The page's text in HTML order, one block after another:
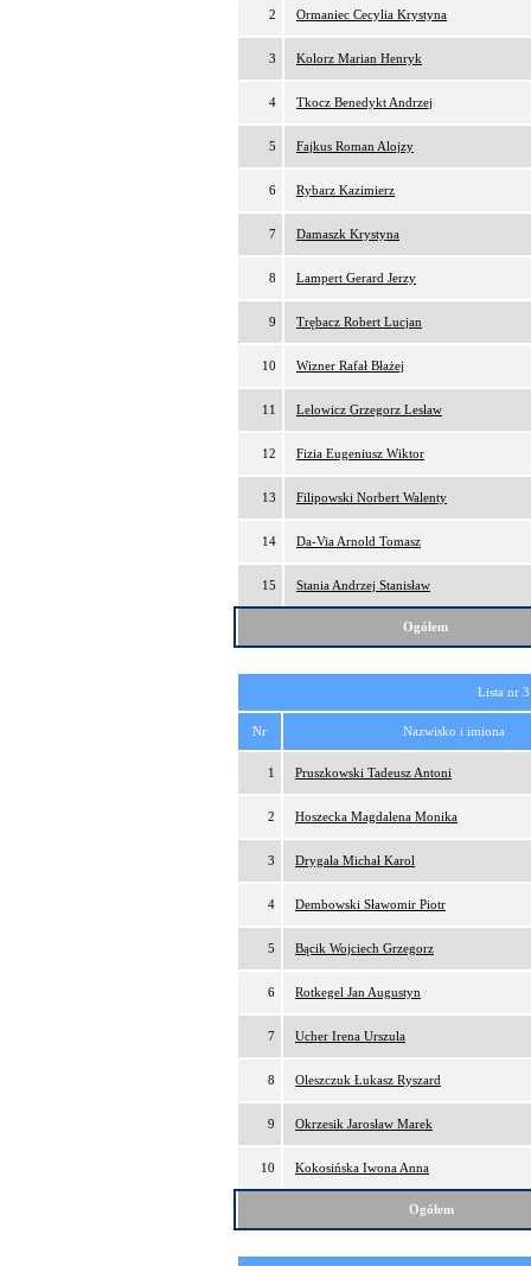
2 Ormaniec Cecylia Krystyna
3 Kolorz Marian Henryk
4 Tkocz Benedykt Andrzej
5 Fajkus Roman Alojzy
6 Rybarz Kazimierz
7 Damaszk Krystyna
8 Lampert Gerard Jerzy
9 Trębacz Robert Lucjan
10 Wizner Rafał Błażej
11 Lelowicz Grzegorz Lesław
12 Fizia Eugeniusz Wiktor
13 Filipowski Norbert Walenty
14 Da-Via Arnold Tomasz
15 Stania Andrzej Stanisław
Ogółem
Lista nr
Nr Nazwisko i imiona
1 Pruszkowski Tadeusz Antoni
2 Hoszecka Magdalena Monika
3 Drygała Michał Karol
4 Dembowski Sławomir Piotr
5 Bącik Wojciech Grzegorz
6 Rotkegel Jan Augustyn
7 Ucher Irena Urszula
8 Oleszczuk Łukasz Ryszard
9 Okrzesik Jarosław Marek
10 Kokosińska Iwona Anna
Ogółem